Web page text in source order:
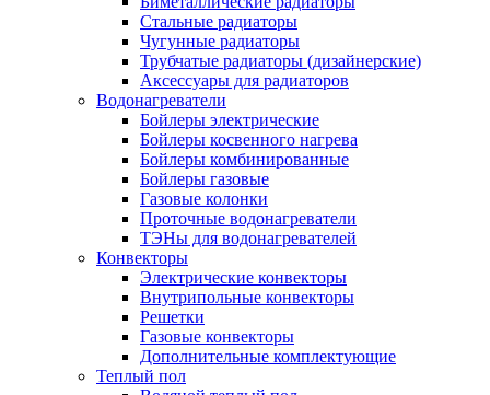
Стальные радиаторы
Чугунные радиаторы
Трубчатые радиаторы (дизайнерские)
Аксессуары для радиаторов
Водонагреватели
Бойлеры электрические
Бойлеры косвенного нагрева
Бойлеры комбинированные
Бойлеры газовые
Газовые колонки
Проточные водонагреватели
ТЭНы для водонагревателей
Конвекторы
Электрические конвекторы
Внутрипольные конвекторы
Решетки
Газовые конвекторы
Дополнительные комплектующие
Теплый пол